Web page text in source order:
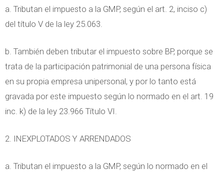
a. Tributan el impuesto a la GMP, según el art. 2, inciso c)
del título V de la ley 25.063.
b. También deben tributar el impuesto sobre BP, porque se
trata de la participación patrimonial de una persona física
en su propia empresa unipersonal, y por lo tanto está
gravada por este impuesto según lo normado en el art. 19
inc. k) de la ley 23.966 Título VI.
2. INEXPLOTADOS Y ARRENDADOS
a. Tributan el impuesto a la GMP, según lo normado en el